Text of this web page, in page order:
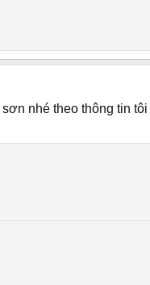
nhé theo thông tin